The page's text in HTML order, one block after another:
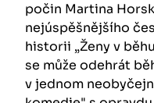
počin Martina
nejúspěšnějšího
historii „Ženy v
se může odehrát
v jednom